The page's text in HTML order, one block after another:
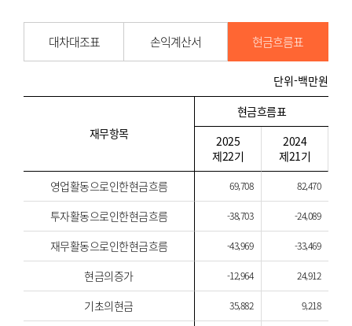
대차대조표 손익계산서 현금흐름표
단위-백만원
재무항목
현금흐름표
2025
제22기
2024
제21기
영업활동으로인한현금흐름
69,708 82,470
투자활동으로인한현금흐름 -38,703 -24,089
재무활동으로인한현금흐름 -43,969 -33,469
현금의증가 -12,964 24,912
기초의현금 35,882 9,218